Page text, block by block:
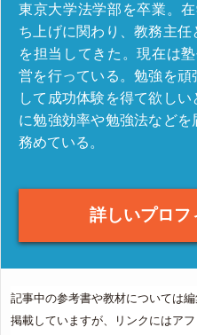
東京大学法学部を卒業。
ち上げに関わり、教務主
を担当してきた。現在は
営を行っている。勉強を
して成功体験を得て欲し
に勉強効率や勉強法など
務めている。
詳しいプロフ
記事中の参考書や教材については
掲載していますが、リンクにはア